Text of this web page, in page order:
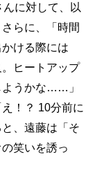
に対して、以
らに、「時間
ける際には
。ヒートアップ
ようかな……」
！？ 10分前に
、遠藤は「そ
笑いを誘っ